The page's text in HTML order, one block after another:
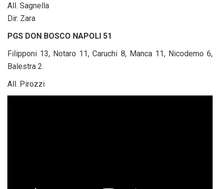
All. Sagnella
Dir. Zara
PGS DON BOSCO NAPOLI 51
Filipponi 13, Notaro 11, Caruchi 8, Manca 11, Nicodemo 6,
Balestra 2.
All. Pirozzi